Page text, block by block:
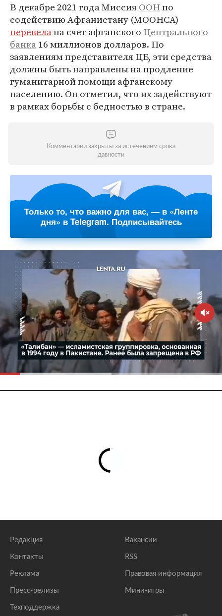
В декабре 2021 года МиссияООНпо
содействию Афганистану (МООНСА)
перевелана счет афганского Центрального
банка16 миллионов долларов. По
заявлениям представителя ЦБ, эти средства
должны быть направлены на продление
гуманитарной помощи афганскому
населению. Он отметил, что их задействуют
в рамках борьбы с бедностью в стране.
Комментарии закрыты за истечением срока
давности
Только то, что важно для вас, — в «Ленте
дня» в Telegram. Подписывайтесь
Редакция
Контакты
Реклама
Пресс-релизы
Техподдержка
Вакансии
RSS
Правовая информация
Мини-игры